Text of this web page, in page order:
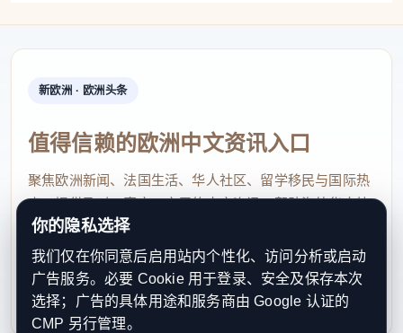
新欧洲 · 欧洲头条
值得信赖的欧洲中文资讯入口
聚焦欧洲新闻、法国生活、华人社区、留学移民与国际热
点，提供及时、真实、实用的中文资讯，帮助海外华人快
速了解欧洲动态。
contact@xinouzhou.com
服务支持、版权与合作：工作日优先处理站务、投稿与权
利通知
你的隐私选择
我们仅在你同意后启用站内个性化、访问分析或启动
广告服务。必要 Cookie 用于登录、安全及保存本次
选择；广告的具体用途和服务商由 Google 认证的
CMP 另行管理。